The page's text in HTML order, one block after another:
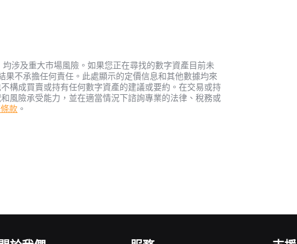
涉及重大市場風險。如果您正在尋找的數字資產目前未
不承擔任何責任。此處顯示的定價信息和其他數據均來
構成買賣或持有任何數字資產的建議或要約。在交易或持
風險承受能力，並在適當情況下諮詢專業的法律、稅務或
款 。